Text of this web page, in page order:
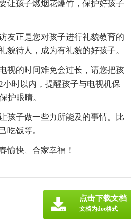
让孩子燃烟花爆竹，保护好孩子
友正是您对孩子进行礼貌教育的
貌待人，成为有礼貌的好孩子。
视的时间难免会过长，请您把孩
时以内，提醒孩子与电视机保
护眼睛。
孩子做一些力所能及的事情。比
吃饭等。
愉快、合家幸福！
点击下载文档
文档为doc格式